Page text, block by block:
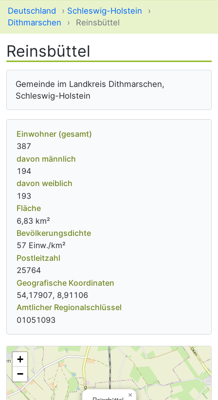
Deutschland › Schleswig-Holstein
›
Dithmarschen
› Reinsbüttel
Reinsbüttel
Gemeinde im Landkreis Dithmarschen,
Schleswig-Holstein
Einwohner (gesamt)
387
davon männlich
194
davon weiblich
193
Fläche
6,83 km²
Bevölkerungsdichte
57 Einw./km²
Postleitzahl
25764
Geografische Koordinaten
54,17907, 8,91106
Amtlicher Regionalschlüssel
01051093
×
+
−